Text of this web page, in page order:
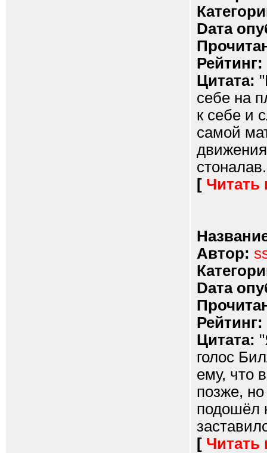
Dата
Рейтинг:
Цитата:
себе на
к себе и
самой
[ Читать
Автор:
Dата
Рейтинг:
Цитата:
голос
ему, что
позже,
подошёл
[ Читать